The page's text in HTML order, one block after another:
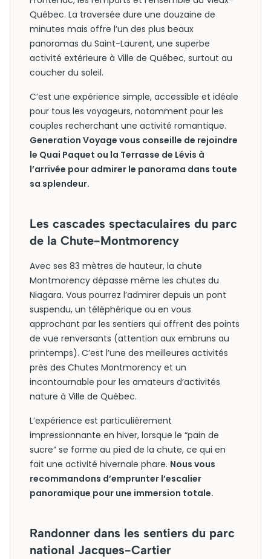
Québec. La traversée dure une douzaine de
minutes mais offre l’un des plus beaux
panoramas du Saint-Laurent, une superbe
activité extérieure à Ville de Québec, surtout au
coucher du soleil.
C’est une expérience simple, accessible et idéale
pour tous les voyageurs, notamment pour les
couples recherchant une activité romantique.
Generation Voyage vous conseille de rejoindre
le Quai Paquet ou la Terrasse de Lévis à
l’arrivée pour admirer le panorama dans toute
sa splendeur.
Les cascades spectaculaires du parc
de la Chute-Montmorency
Avec ses 83 mètres de hauteur, la chute
Montmorency dépasse même les chutes du
Niagara. Vous pourrez l’admirer depuis un pont
suspendu, un téléphérique ou en vous
approchant par les sentiers qui offrent des points
de vue renversants (attention aux embruns au
printemps). C’est l’une des meilleures activités
près des Chutes Montmorency et un
incontournable pour les amateurs d’activités
nature à Ville de Québec.
L’expérience est particulièrement
impressionnante en hiver, lorsque le “pain de
sucre” se forme au pied de la chute, ce qui en
fait une activité hivernale phare. Nous vous
recommandons d’emprunter l’escalier
panoramique pour une immersion totale.
Randonner dans les sentiers du parc
national Jacques-Cartier